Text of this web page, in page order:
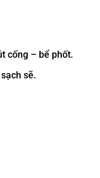
cống – bể phốt.
sẽ.